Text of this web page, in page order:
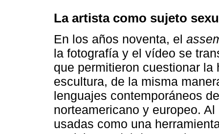
La artista como sujeto
En los años noventa, el
la fotografía y el vídeo se
que permitieron cuestionar
escultura, de la misma
lenguajes contemporáneos
norteamericano y europeo.
usadas como una